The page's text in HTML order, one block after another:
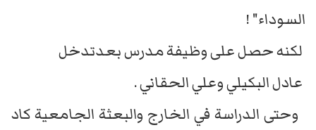
السوداء" !
لكنه حصل على وظيفة مدرس بعدتدخل
عادل البكيلي وعلي الحقاني .
وحتى الدراسة في الخارج والبعثة الجامعية كاد